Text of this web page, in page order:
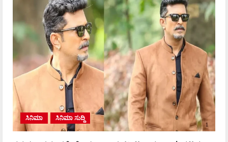
ಸಿನಿಮಾ ಸಿನಿಮಾ ಸುದ್ದಿ